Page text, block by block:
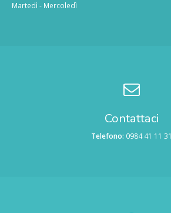
Martedì - Mercoledì
Contattaci
Telefono: 0984 41 11 31